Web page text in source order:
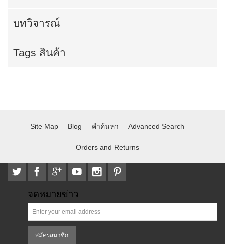
บทวิจารณ์
Tags สินค้า
Site Map Blog คำค้นหา Advanced Search
Orders and Returns
จดหมายข่าว
สมัครสมาชิก